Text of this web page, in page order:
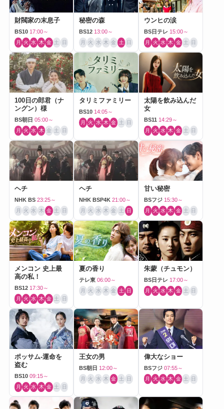
財閥家の末息子
BS10 17:00～
月 火 水 木 金 土 日
秘密の森
BS12 13:00～
月 火 水 木 金 土 日
ウンヒの涙
BS日テレ 15:00～
月 火 水 木 金 土 日
100日の郎君（ナ
ングン）様
BS朝日 05:00～
月 火 水 木 金 土 日
タリミファミリー
BS10 14:05～
月 火 水 木 金 土 日
太陽を飲み込んだ
女
BS11 14:29～
月 火 水 木 金 土 日
ヘチ
NHK BS 23:25～
月 火 水 木 金 土 日
ヘチ
NHK BSP4K 21:00～
月 火 水 木 金 土 日
甘い秘密
BSフジ 15:30～
月 火 水 木 金 土 日
メンコン 史上最
高の私！
BS12 17:30～
月 火 水 木 金 土 日
夏の香り
テレ東 06:00～
月 火 水 木 金 土 日
朱蒙（チュモン）
BS日テレ 17:00～
月 火 水 木 金 土 日
ポッサム-運命を
盗む
BS10 09:15～
月 火 水 木 金 土 日
王女の男
BS朝日 12:00～
月 火 水 木 金 土 日
偉大なショー
BSフジ 07:55～
月 火 水 木 金 土 日